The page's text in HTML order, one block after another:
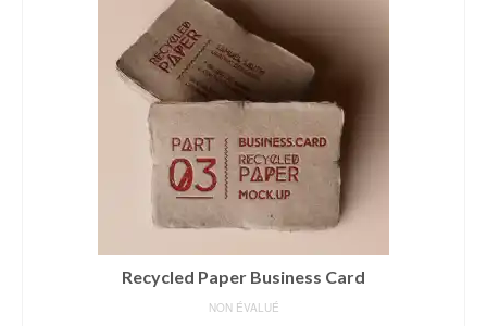
SHIPPING AGENCY
LCL – CONSOLIDATION
FORWARDING AND
TRANSPORTATION
PORT NEWS
TRACK
Recycled Paper Business Card
NON ÉVALUÉ